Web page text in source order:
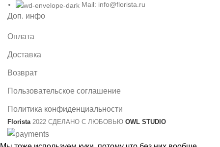
Mail: info@florista.ru
Доп. инфо
Оплата
Доставка
Возврат
Пользовательское соглашение
Политика конфиденциальности
Florista 2022 СДЕЛАНО С ЛЮБОВЬЮ OWL STUDIO